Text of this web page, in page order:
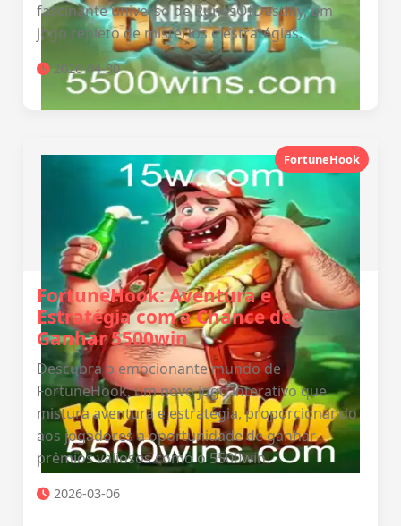
fascinante universo de RunesOfDestiny, um
jogo repleto de mistérios e estratégias.
2026-04-30
FortuneHook
FortuneHook: Aventura e
Estratégia com a Chance de
Ganhar 5500win
Descubra o emocionante mundo de
FortuneHook, um novo jogo interativo que
mistura aventura e estratégia, proporcionando
aos jogadores a oportunidade de ganhar
prêmios valiosos como o 5500win.
2026-03-06